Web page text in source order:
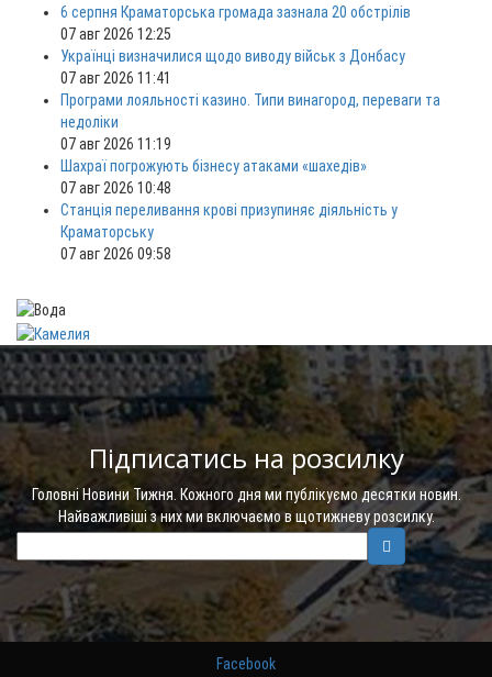
6 серпня Краматорська громада зазнала 20 обстрілів
07 авг 2026 12:25
Українці визначилися щодо виводу військ з Донбасу
07 авг 2026 11:41
Програми лояльності казино. Типи винагород, переваги та
недоліки
07 авг 2026 11:19
Шахраї погрожують бізнесу атаками «шахедів»
07 авг 2026 10:48
Станція переливання крові призупиняє діяльність у
Краматорську
07 авг 2026 09:58
Підписатись на розсилку
Головні Новини Тижня. Кожного дня ми публікуємо десятки новин.
Найважливіші з них ми включаємо в щотижневу розсилку.
Facebook